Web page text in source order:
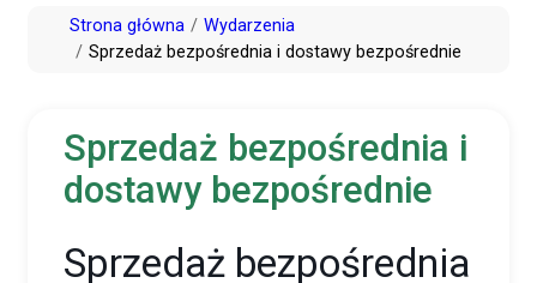
PrzejdźStrona główna
Wydarzenia
Sprzedaż bezpośrednia i dostawy bezpośrednie
Sprzedaż bezpośrednia i
dostawy bezpośrednie
Sprzedaż bezpośrednia